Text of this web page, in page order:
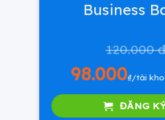
Business
120.000 đ
98.000₫/tài
ĐĂNG